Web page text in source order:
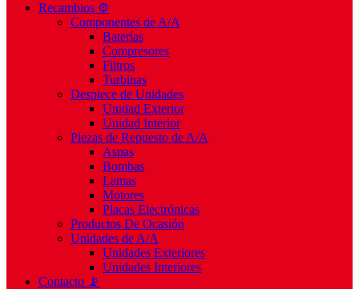
Recambios ⚙️
Componentes de A/A
Baterías
Compresores
Filtros
Turbinas
Despiece de Unidades
Unidad Exterior
Unidad Interior
Piezas de Repuesto de A/A
Aspas
Bombas
Lamas
Motores
Placas Electrónicas
Productos De Ocasión
Unidades de A/A
Unidades Exteriores
Unidades Interiores
Contacto 📡